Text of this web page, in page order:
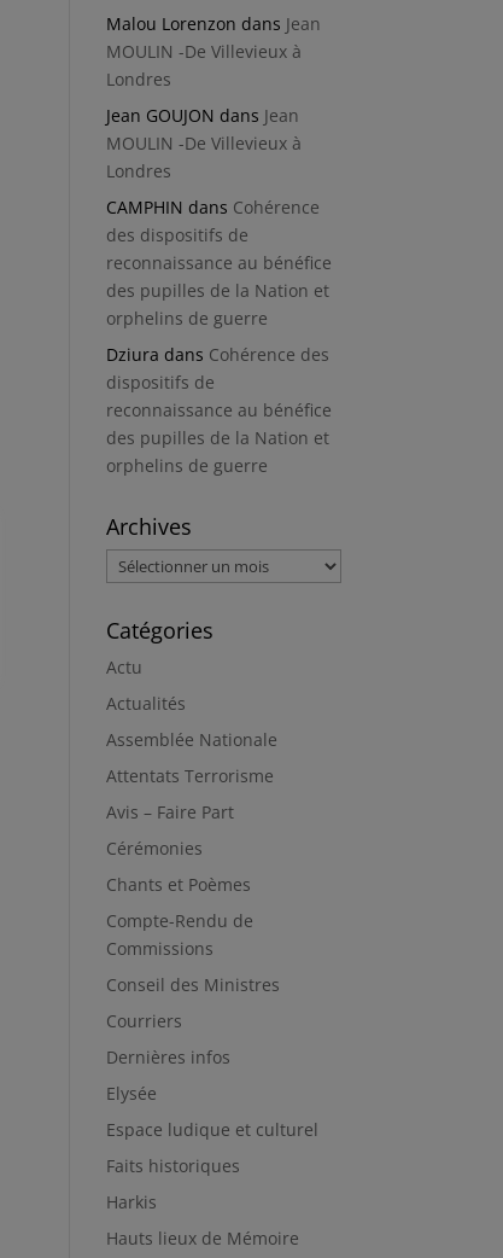
Malou Lorenzon dans Jean
MOULIN -De Villevieux à
Londres
Jean GOUJON dans Jean
MOULIN -De Villevieux à
Londres
CAMPHIN dans Cohérence
des dispositifs de
reconnaissance au bénéfice
des pupilles de la Nation et
orphelins de guerre
Dziura dans Cohérence des
dispositifs de
reconnaissance au bénéfice
des pupilles de la Nation et
orphelins de guerre
Archives
Archives
Catégories
Actu
Actualités
Assemblée Nationale
Attentats Terrorisme
Avis – Faire Part
Cérémonies
Chants et Poèmes
Compte-Rendu de
Commissions
Conseil des Ministres
Courriers
Dernières infos
Elysée
Espace ludique et culturel
Faits historiques
Harkis
Hauts lieux de Mémoire